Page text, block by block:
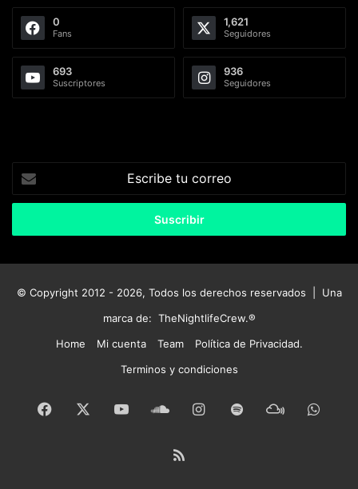
0
Fans
1,621
Seguidores
693
Suscriptores
936
Seguidores
tu
correo
© Copyright 2012 - 2026, Todos los derechos reservados | Una
marca de: TheNightlifeCrew.®
Home
Mi cuenta Team
Política de Privacidad.
Terminos y condiciones
Facebook YouTubeSoundCloud
Instagram
SpotifyMixcloud